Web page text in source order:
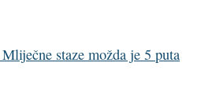
staze možda je 5 puta